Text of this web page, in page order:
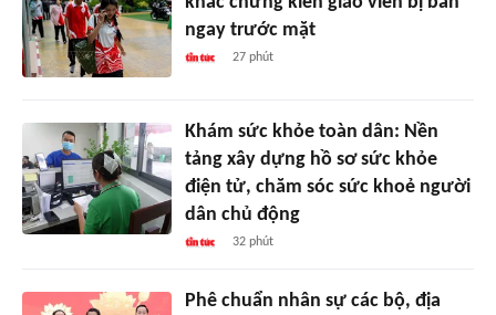
ngay trước mặt
27 phút
Khám sức khỏe toàn dân: Nền
tảng xây dựng hồ sơ sức khỏe
điện tử, chăm sóc sức khoẻ người
dân chủ động
32 phút
Phê chuẩn nhân sự các bộ, địa